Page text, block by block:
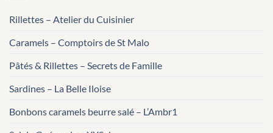
Rillettes – Atelier du Cuisinier
Caramels – Comptoirs de St Malo
Pâtés & Rillettes – Secrets de Famille
Sardines – La Belle Iloise
Bonbons caramels beurre salé – L’Ambr1